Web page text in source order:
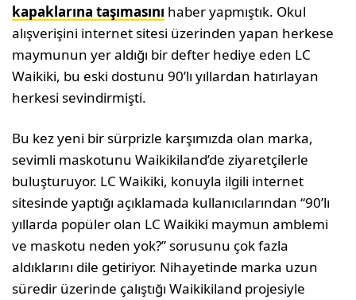
kapaklarına taşımasını haber yapmıştık. Okul
alışverişini internet sitesi üzerinden yapan herkese
maymunun yer aldığı bir defter hediye eden LC
Waikiki, bu eski dostunu 90’lı yıllardan hatırlayan
herkesi sevindirmişti.
Bu kez yeni bir sürprizle karşımızda olan marka,
sevimli maskotunu Waikikiland’de ziyaretçilerle
buluşturuyor. LC Waikiki, konuyla ilgili internet
sitesinde yaptığı açıklamada kullanıcılarından “90’lı
yıllarda popüler olan LC Waikiki maymun amblemi
ve maskotu neden yok?” sorusunu çok fazla
aldıklarını dile getiriyor. Nihayetinde marka uzun
süredir üzerinde çalıştığı Waikikiland projesiyle